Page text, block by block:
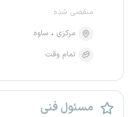
منقضی شده
مرکزی
ساوه
تمام وقت
مسئول فنی